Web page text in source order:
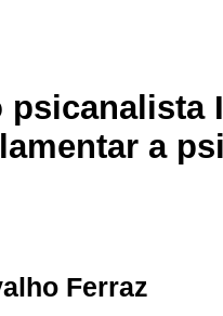
psicanalista
a
Ferraz